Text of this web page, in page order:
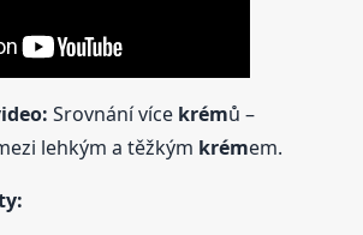
Srovnání více krémů –
lehkým a těžkým krémem.